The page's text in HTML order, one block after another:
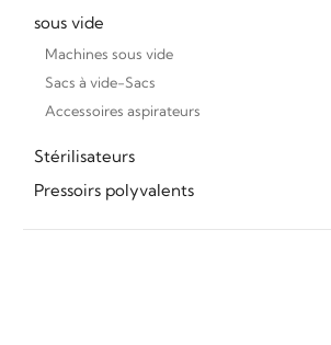
sous vide
Machines sous vide
Sacs à vide-Sacs
Accessoires aspirateurs
Stérilisateurs
Pressoirs polyvalents